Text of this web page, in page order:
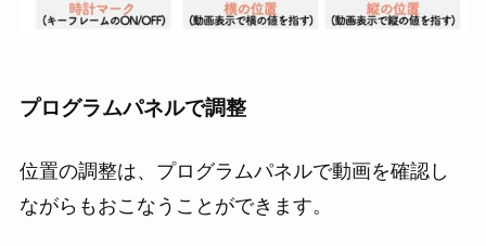
プログラムパネルで調整
位置の調整は、プログラムパネルで動画を確認し
ながらもおこなうことができます。